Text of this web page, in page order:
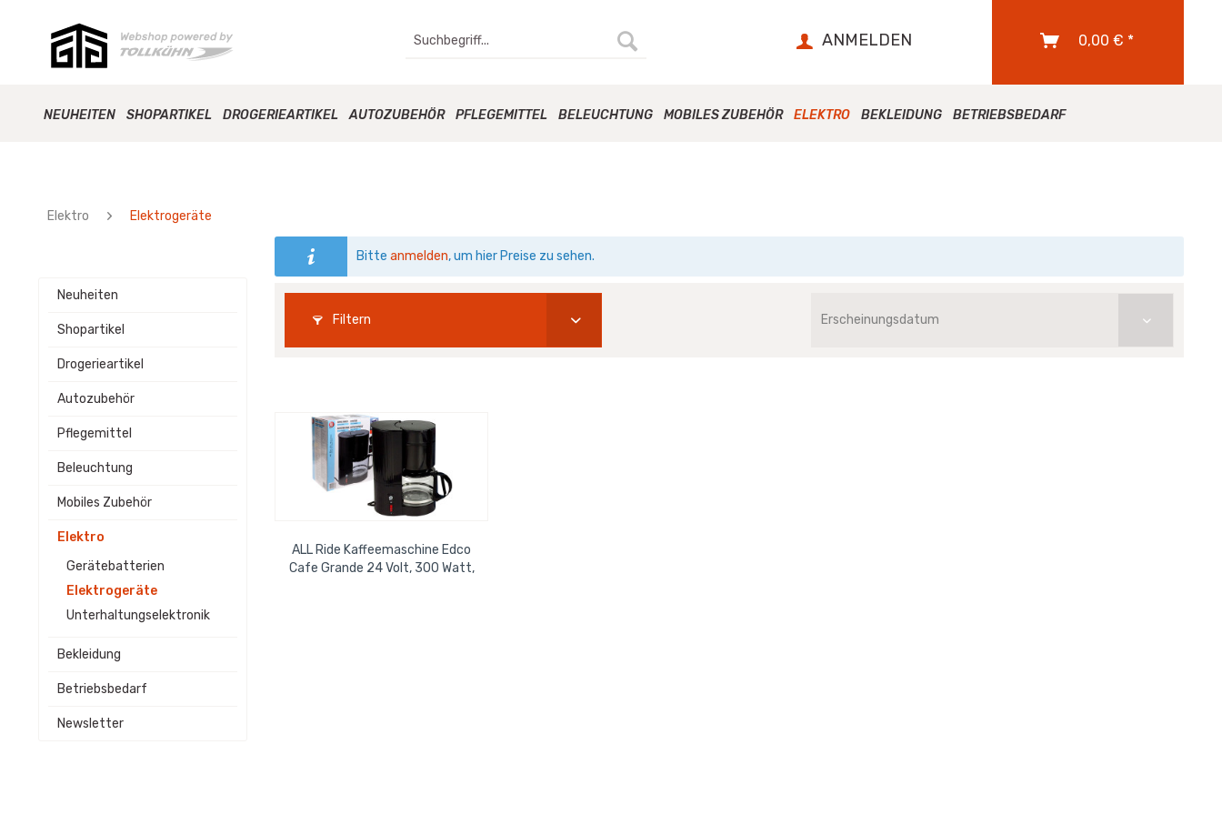
ANMELDEN 0,00 € *
NEUHEITEN SHOPARTIKEL DROGERIEARTIKEL AUTOZUBEHÖR PFLEGEMITTEL BELEUCHTUNG MOBILES ZUBEHÖR ELEKTRO BEKLEIDUNG BETRIEBSBEDARF
Elektro Elektrogeräte
Neuheiten
Shopartikel
Drogerieartikel
Autozubehör
Pflegemittel
Beleuchtung
Mobiles Zubehör
Elektro
Gerätebatterien
Elektrogeräte
Unterhaltungselektronik
Bekleidung
Betriebsbedarf
Newsletter
Bitte anmelden, um hier Preise zu sehen.
Filtern
ALL Ride Kaffeemaschine Edco
Cafe Grande 24 Volt, 300 Watt,